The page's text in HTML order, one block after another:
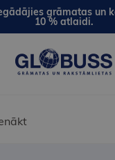
grāmatas un
10 % atlaidi.